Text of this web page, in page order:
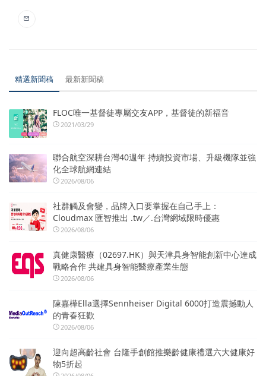
精選新聞稿 最新新聞稿
FLOC唯一基督徒專屬交友APP，基督徒的新福音
2021/03/29
聯合航空深耕台灣40週年 持續投資市場、升級機隊並強
化全球航網連結
2026/08/06
社群觸及會變，品牌入口要掌握在自己手上：
Cloudmax 匯智推出 .tw／.台灣網域限時優惠
2026/08/06
真健康醫療（02697.HK）與天津具身智能創新中心達成
戰略合作 共建具身智能醫療產業生態
2026/08/06
陳嘉樺Ella選擇Sennheiser Digital 6000打造震撼動人
的青春狂歡
2026/08/06
迎向超高齡社會 台隆手創館推樂齡健康禮選六大健康好
物5折起